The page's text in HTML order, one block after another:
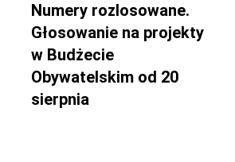
Numery rozlosowane.
Głosowanie na projekty
w Budżecie
Obywatelskim od 20
sierpnia